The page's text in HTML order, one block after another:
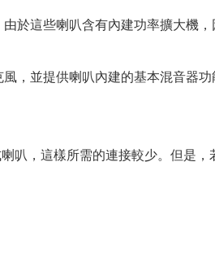
於這些喇叭含有內建功率擴大機
，並提供喇叭內建的基本混音器功
叭，這樣所需的連接較少。但是